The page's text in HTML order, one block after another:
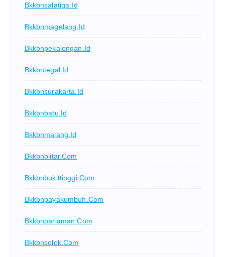
Bkkbnsalatiga.id
Bkkbnmagelang.id
Bkkbnpekalongan.id
Bkkbntegal.id
Bkkbnsurakarta.id
Bkkbnbatu.id
Bkkbnmalang.id
Bkkbnblitar.com
Bkkbnbukittinggi.com
Bkkbnpayakumbuh.com
Bkkbnpariaman.com
Bkkbnsolok.com